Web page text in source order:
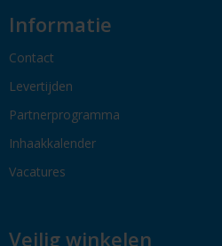
Informatie
Contact
Levertijden
Partnerprogramma
Inhaakkalender
Vacatures
Veilig winkelen